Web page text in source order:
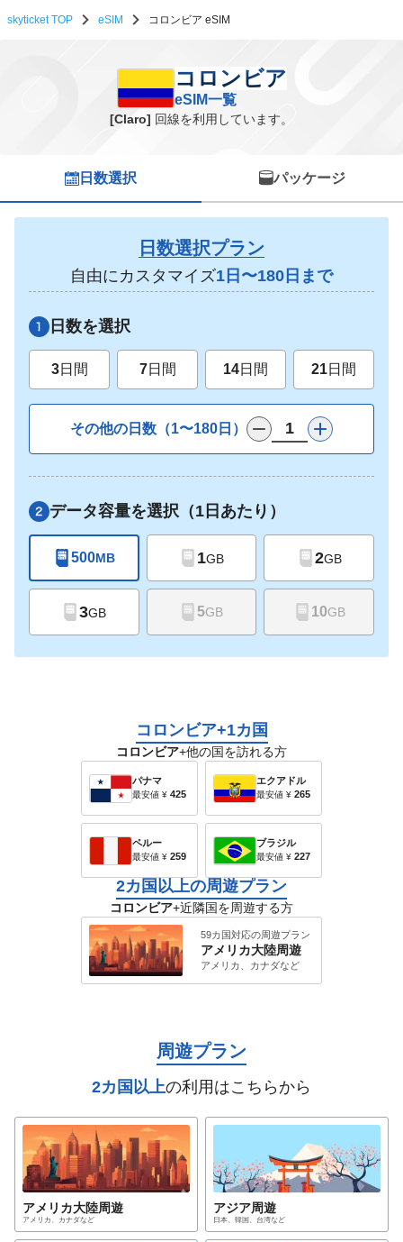
skyticket TOP eSIM コロンビア eSIM
コロンビア eSIM一覧
コロンビア
eSIM一覧
[Claro] 回線を利用しています。
日数選択 パッケージ
日数選択プラン
自由にカスタマイズ1日〜180日まで
日数を選択
3日間 7日間 14日間 21日間
その他の日数（1〜180日）
データ容量を選択（1日あたり）
500MB 1GB 2GB
3GB 5GB 10GB
コロンビア+1カ国
コロンビア+他の国を訪れる方
パナマ
最安値 ¥ 425
エクアドル
最安値 ¥ 265
ペルー
最安値 ¥ 259
ブラジル
最安値 ¥ 227
2カ国以上の周遊プラン
コロンビア+近隣国を周遊する方
59カ国対応の周遊プラン
アメリカ大陸周遊
アメリカ、カナダなど
周遊プラン
2カ国以上の利用はこちらから
アメリカ大陸周遊
アメリカ、カナダなど
アジア周遊
日本、韓国、台湾など